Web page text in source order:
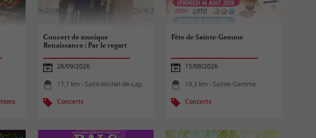
Concert de musique
Renaissance : Par le regart
26/09/2026
17,7 km - Saint-Michel-de-Lapujade
Concerts
Fête de Sainte-Gemme
15/08/2026
19,3 km - Sainte-Gemme
Concerts